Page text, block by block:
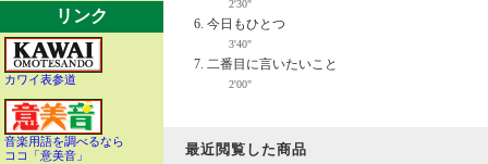
リンク
カワイ表参道
音楽用語を調べるなら
ココ「意美音」
2'30"
今日もひとつ
3'40"
二番目に言いたいこと
2'00"
最近閲覧した商品